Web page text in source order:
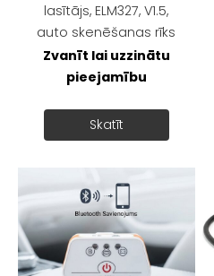
lasītājs, ELM327, V1.5,
auto skenēšanas rīks
Zvanīt lai uzzinātu
pieejamību
Skatīt